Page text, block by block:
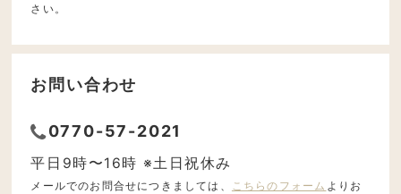
さい。
お問い合わせ
0770-57-2021
平日9時〜16時 ※土日祝休み
メールでのお問合せにつきましては、 こちらのフォーム よりお